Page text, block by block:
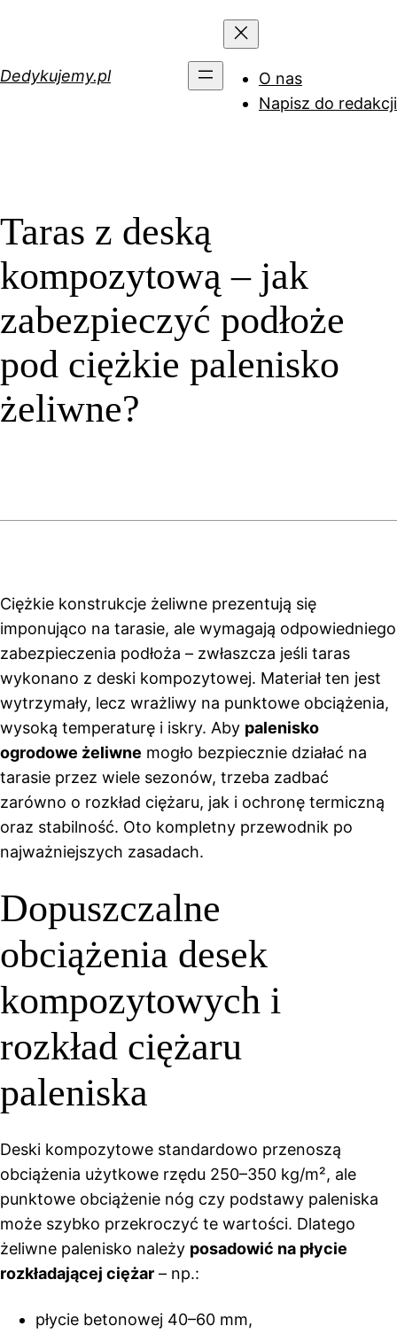
Dedykujemy.pl
O nas
Napisz do redakcji
Taras z deską
kompozytową – jak
zabezpieczyć podłoże
pod ciężkie palenisko
żeliwne?
Ciężkie konstrukcje żeliwne prezentują się
imponująco na tarasie, ale wymagają odpowiedniego
zabezpieczenia podłoża – zwłaszcza jeśli taras
wykonano z deski kompozytowej. Materiał ten jest
wytrzymały, lecz wrażliwy na punktowe obciążenia,
wysoką temperaturę i iskry. Aby palenisko
ogrodowe żeliwne mogło bezpiecznie działać na
tarasie przez wiele sezonów, trzeba zadbać
zarówno o rozkład ciężaru, jak i ochronę termiczną
oraz stabilność. Oto kompletny przewodnik po
najważniejszych zasadach.
Dopuszczalne
obciążenia desek
kompozytowych i
rozkład ciężaru
paleniska
Deski kompozytowe standardowo przenoszą
obciążenia użytkowe rzędu 250–350 kg/m², ale
punktowe obciążenie nóg czy podstawy paleniska
może szybko przekroczyć te wartości. Dlatego
żeliwne palenisko należy posadowić na płycie
rozkładającej ciężar – np.:
płycie betonowej 40–60 mm,